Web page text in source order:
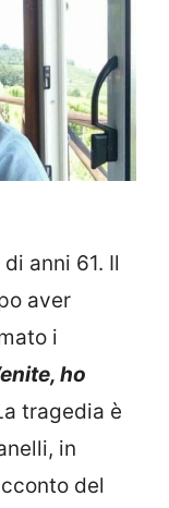
di anni 61. Il
aver
i
ho
tragedia è
in
del